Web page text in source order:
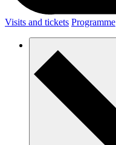
Visits and tickets Programme